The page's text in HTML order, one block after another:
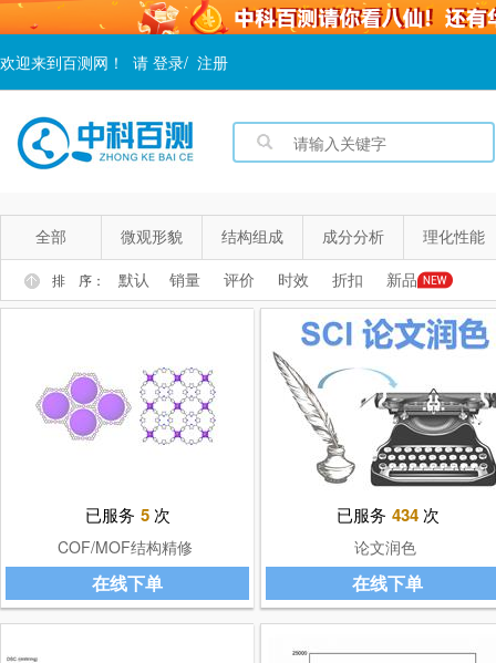
欢迎来到百测网！ 请 登录/ 注册
全部 微观形貌 结构组成 成分分析 理化性能
排 序： 默认 销量 评价 时效 折扣 新品
已服务 5次
COF/MOF结构精修
在线下单
已服务 434次
论文润色
在线下单